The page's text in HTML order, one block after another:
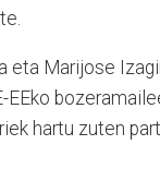
eta Marijose
EEko
hartu zuten